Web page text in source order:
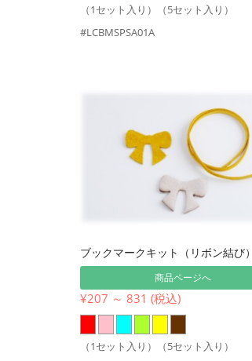
（1セット入り）（5セット入り）
#LCBMSPSA01A
ブックマークキット（リボン結び）
商品ページへ
¥207 ～ 831 (税込)
（1セット入り）（5セット入り）